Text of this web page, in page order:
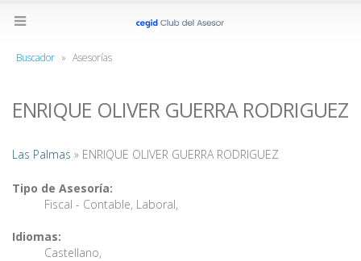
Buscador » Asesorías
ENRIQUE OLIVER GUERRA RODRIGUEZ
Las Palmas » ENRIQUE OLIVER GUERRA RODRIGUEZ
Tipo de Asesoría:
Fiscal - Contable, Laboral,
Idiomas:
Castellano,